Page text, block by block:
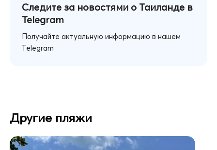
Следите за новостями о Таиланде в
Telegram
Получайте актуальную информацию в нашем
Telegram
Другие пляжи